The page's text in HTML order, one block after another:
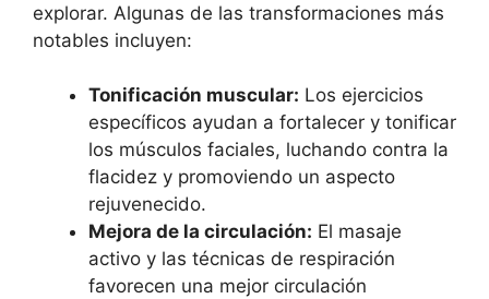
explorar. Algunas de las transformaciones más
notables incluyen:
Tonificación muscular: Los ejercicios
específicos ayudan a fortalecer y tonificar
los músculos faciales, luchando contra la
flacidez y promoviendo un aspecto
rejuvenecido.
Mejora de la circulación: El masaje
activo y las técnicas de respiración
favorecen una mejor circulación